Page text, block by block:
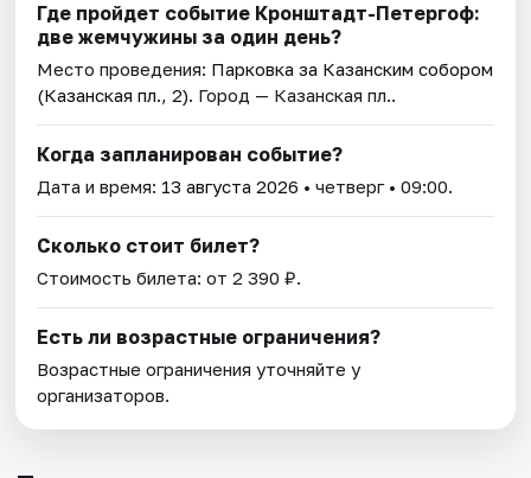
Где пройдет событие ​​​​​​​Кронштадт-Петергоф:
две жемчужины за один день?
Место проведения: Парковка за Казанским собором
(Казанская пл., 2). Город — Казанская пл..
Когда запланирован событие?
Дата и время: 13 августа 2026 • четверг • 09:00.
Сколько стоит билет?
Стоимость билета: от 2 390 ₽.
Есть ли возрастные ограничения?
Возрастные ограничения уточняйте у
организаторов.